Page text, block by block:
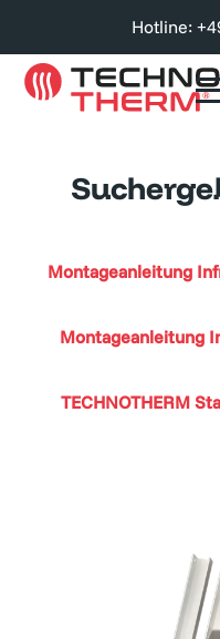
Hotline:
Montageanleitung
Montageanleitung
TECHNOTHERM